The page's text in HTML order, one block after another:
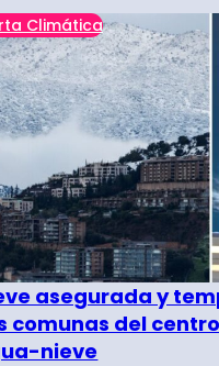
Climática
asegurada y
comunas del
nieve